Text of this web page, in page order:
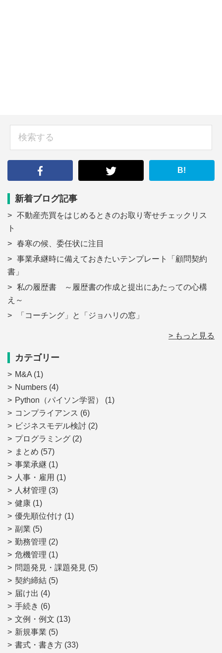
sidebar
B!
新着ブログ記事
不動産売買をはじめるときのお取り寄せチェックリス
ト
春寒の候、委任状に注目
事業承継時に備えておきたいテンプレート「顧問契約
書」
私の履歴書 ～履歴書の作成と提出にあたっての心構
え～
「コーチング」と「ジョハリの窓」
> もっと見る
カテゴリー
M&A(1)
Numbers (4)
Python（パイソン学習）
(1)
コンプライアンス (6)
ビジネスモデル検討 (2)
プログラミング (2)
まとめ (57)
事業承継 (1)
人事・雇用 (1)
人材管理 (3)
健康 (1)
優先順位付け (1)
副業 (5)
勤務管理 (2)
危機管理 (1)
問題発見・課題発見 (5)
契約締結 (5)
届け出 (4)
手続き (6)
文例・例文 (13)
新規事業 (5)
書式・書き方 (33)